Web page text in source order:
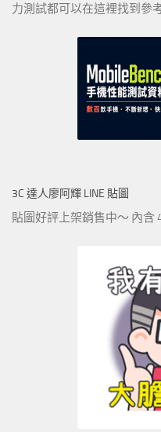
力測試都可以在這裡找到參
3C 達人廖阿輝 LINE 貼圖
貼圖好評上架銷售中～ 內含